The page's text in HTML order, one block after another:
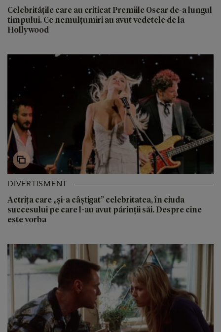
Celebritățile care au criticat Premiile Oscar de-a lungul
timpului. Ce nemulțumiri au avut vedetele de la
Hollywood
DIVERTISMENT
Actrița care „și-a câștigat” celebritatea, în ciuda
succesului pe care l-au avut părinții săi. Despre cine
este vorba